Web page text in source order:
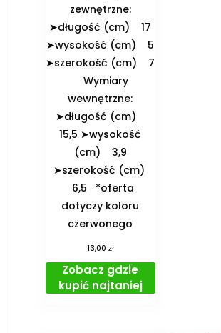
zewnętrzne:
➤długość (cm) 17
➤wysokość (cm) 5
➤szerokość (cm) 7
️Wymiary
wewnętrzne:
➤długość (cm)
15,5 ➤wysokość
(cm) 3,9
➤szerokość (cm)
6,5 *oferta
dotyczy koloru
czerwonego
13,00 zł
Zobacz gdzie
kupić najtaniej